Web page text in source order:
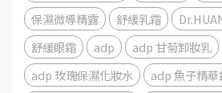
保濕微導精露
舒緩乳霜
舒緩眼霜
adp
adp 甘菊卸妝乳
adp 玫瑰保濕化妝水
adp 魚子精華